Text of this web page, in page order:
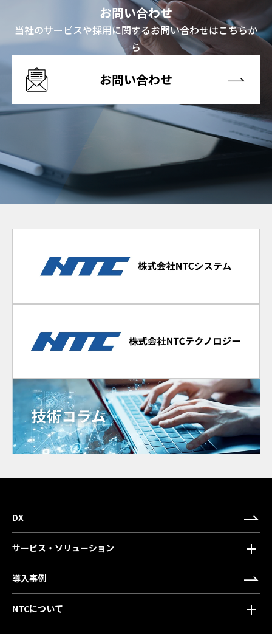
お問い合わせ
当社のサービスや採用に関するお問い合わせはこちらか
ら
お問い合わせ
DX
サービス・ソリューション
導入事例
NTCについて